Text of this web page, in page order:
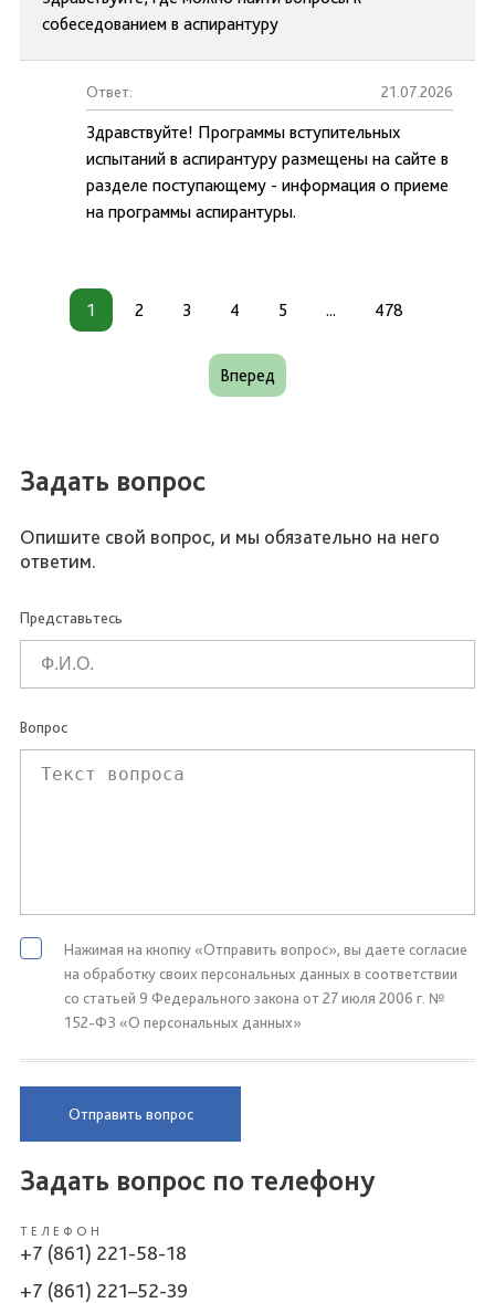
собеседованием в аспирантуру
Ответ: 21.07.2026
Здравствуйте! Программы вступительных
испытаний в аспирантуру размещены на сайте в
разделе поступающему - информация о приеме
на программы аспирантуры.
1 2 3 4 5 ... 478
Вперед
Задать вопрос
Опишите свой вопрос, и мы обязательно на него
ответим.
Представьтесь
Вопрос
Нажимая на кнопку «Отправить вопрос», вы даете согласие
на обработку своих персональных данных в соответствии
со статьей 9 Федерального закона от 27 июля 2006 г. №
152-ФЗ «О персональных данных»
Отправить вопрос
Задать вопрос по телефону
ТЕЛЕФОН
+7 (861) 221-58-18
+7 (861) 221–52-39